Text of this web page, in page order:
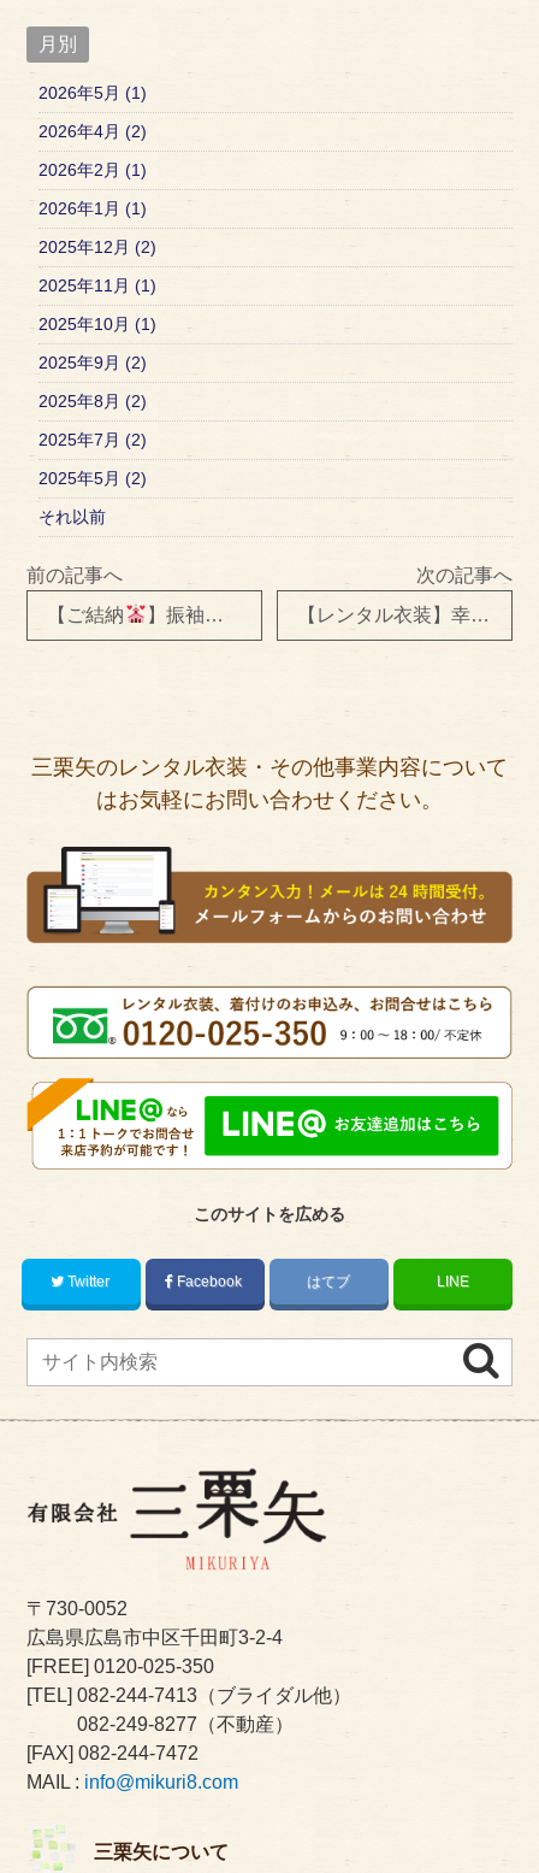
月別
2026年5月 (1)
2026年4月 (2)
2026年2月 (1)
2026年1月 (1)
2025年12月 (2)
2025年11月 (1)
2025年10月 (1)
2025年9月 (2)
2025年8月 (2)
2025年7月 (2)
2025年5月 (2)
それ以前
前の記事へ
【ご結納
】振袖レンタル＆着付け＆ヘアセット
次の記事へ
【レンタル衣装】幸せのお裾分け
三栗矢のレンタル衣装・その他事業内容について
はお気軽にお問い合わせください。
このサイトを広める
Twitter Facebook はてブ LINE
〒730-0052
広島県広島市中区千田町3-2-4
[FREE]0120-025-350
[TEL] 082-244-7413 （ブライダル他）
082-249-8277 （不動産）
[FAX] 082-244-7472
MAIL : info@mikuri8.com
三栗矢について